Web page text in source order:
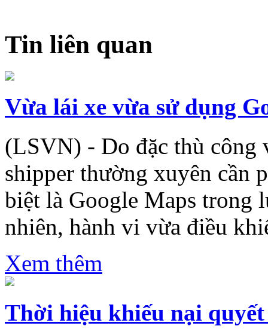
Tin liên quan
Vừa lái xe vừa sử dụng
(LSVN) - Do đặc thù công
shipper thường xuyên cần
biệt là Google Maps trong
nhiên, hành vi vừa điều
Xem thêm
Thời hiệu khiếu nại